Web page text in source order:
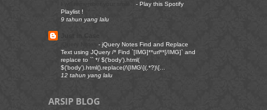
- Play this Spotify
Playlist !
9 tahun yang lalu
- jQuery Notes Find and Replace
Text using JQuery /* Find `[IMG]**url**[/IMG]` and
replace to `` */ $('body').html(
$('body').html().replace(/\[IMG\](.*?)\[...
12 tahun yang lalu
ARSIP BLOG